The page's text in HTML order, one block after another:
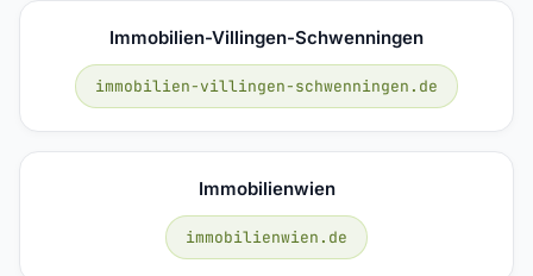
Immobilien-Villingen-Schwenningen
immobilien-villingen-schwenningen.de
Immobilienwien
immobilienwien.de